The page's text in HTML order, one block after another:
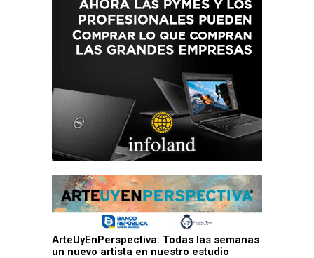
ArteUyEnPerspectiva: Todas las semanas
un nuevo artista en nuestro estudio